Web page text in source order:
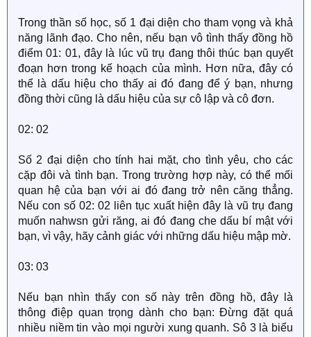
Trong thần số học, số 1 đại diện cho tham vọng và khả
năng lãnh đạo. Cho nên, nếu bạn vô tình thấy đồng hồ
điểm 01: 01, đây là lúc vũ trụ đang thôi thúc bạn quyết
đoạn hơn trong kế hoạch của mình. Hơn nữa, đây có
thể là dấu hiệu cho thấy ai đó đang để ý bạn, nhưng
đồng thời cũng là dấu hiệu của sự cô lập và cô đơn.
02: 02
Số 2 đại diện cho tính hai mặt, cho tình yêu, cho các
cặp đôi và tình bạn. Trong trường hợp này, có thể mối
quan hệ của bạn với ai đó đang trở nên căng thẳng.
Nếu con số 02: 02 liên tục xuất hiện đây là vũ trụ đang
muốn nahwsn gửi răng, ai đó đang che dấu bí mật với
bạn, vì vậy, hãy cảnh giác với những dấu hiệu mập mờ.
03: 03
Nếu bạn nhìn thấy con số này trên đồng hồ, đây là
thông điệp quan trọng dành cho bạn: Đừng đặt quá
nhiều niềm tin vào mọi người xung quanh. Sô 3 là biểu